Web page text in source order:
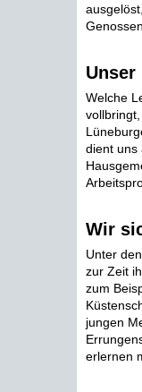
Unser
Welche
dient uns
Wir
Unter
zur Zeit
zum
jungen
erlernen